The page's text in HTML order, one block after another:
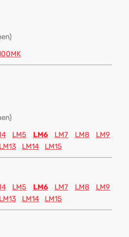
LM5 LM6 LM7 LM8
LM9
LM13 LM14 LM15
LM5 LM6 LM7 LM8
LM9
LM13 LM14 LM15